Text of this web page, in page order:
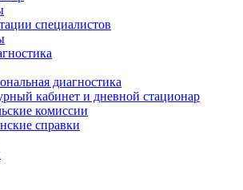
специалистов
диагностика
кабинет и дневной стационар
комиссии
справки